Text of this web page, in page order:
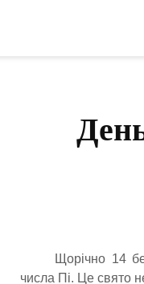
Щорічно 14
числа Пі. Це свято